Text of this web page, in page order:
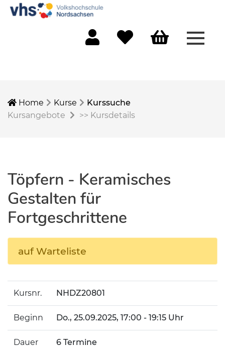
Home Kurse
Kurssuche
Kursangebote
>> Kursdetails
Töpfern - Keramisches
Gestalten für
Fortgeschrittene
auf Warteliste
Kursnr. NHDZ20801
Beginn Do., 25.09.2025, 17:00 - 19:15 Uhr
Dauer 6 Termine